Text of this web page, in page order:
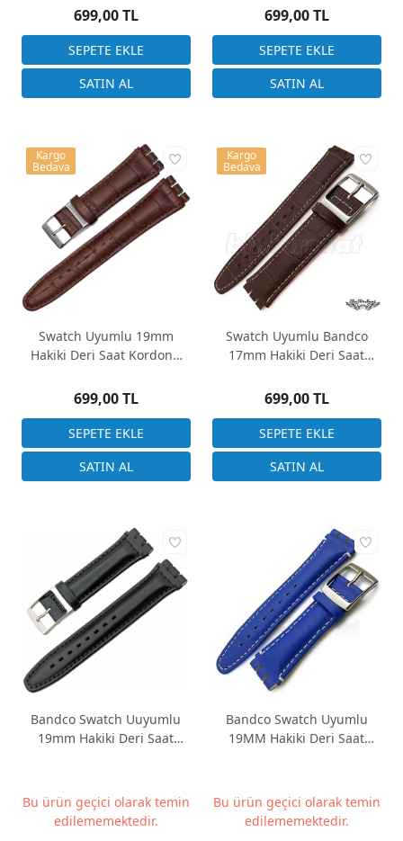
699,00 TL 699,00 TL
Swatch Uyumlu 19mm
Hakiki Deri Saat Kordonu
699,00 TL
Kargo
Bedava
Swatch Uyumlu Bandco
17mm Hakiki Deri Saat
699,00 TL
Kargo
Bedava
Bandco Swatch Uuyumlu
19mm Hakiki Deri Saat
Bu ürün geçici olarak temin
edilememektedir.
Bandco Swatch Uyumlu
19MM Hakiki Deri Saat
Bu ürün geçici olarak temin
edilememektedir.